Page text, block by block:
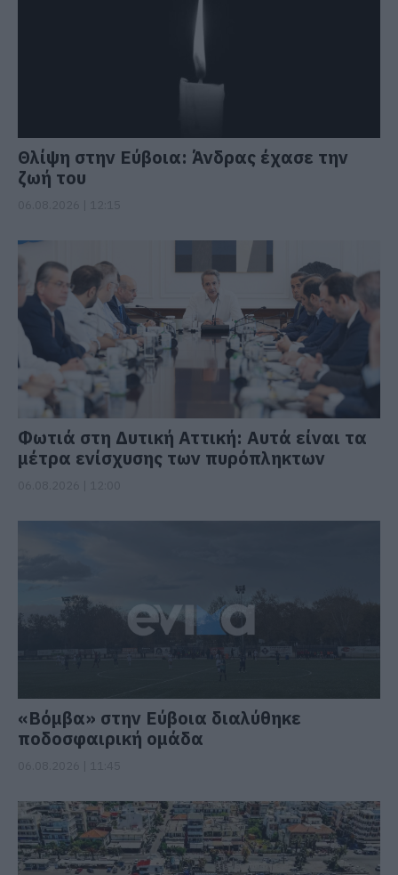
Θλίψη στην Εύβοια: Άνδρας έχασε την
ζωή του
Φωτιά στη Δυτική Αττική: Αυτά είναι τα
μέτρα ενίσχυσης των πυρόπληκτων
«Βόμβα» στην Εύβοια διαλύθηκε
ποδοσφαιρική ομάδα